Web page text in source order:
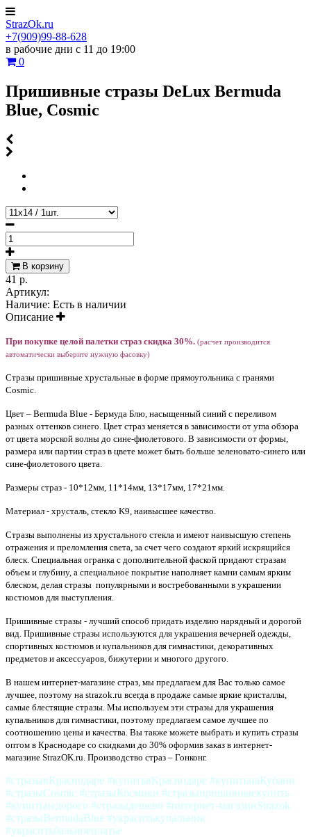
StrazOk.ru
+7(909)99-88-628
в рабочие дни с 11 до 19:00
0
Пришивные стразы DeLux Bermuda
Blue, Cosmic
В корзину
41 р.
Артикул:
Наличие: Есть в наличии
Описание
При покупке целой палетки страз скидка 30%. (расчет производится
автоматически выберите нужную фасовку)
Стразы пришивные хрустальные в форме прямоугольника с гранями
Cosmic.
Цвет – Bermuda Blue - Бермуда Блю, насыщенный синий с переливом
разных оттенков синего. Цвет страз меняется в зависимости от угла обзора
от цвета морской волны до сине-фиолетового. В зависимости от формы,
размера или партии страз в цвете может быть больше зеленовато-синего или
сине-фиолетового цвета.
Размеры страз - 10*12мм, 11*14мм, 13*17мм, 17*21мм.
Материал - хрусталь, стекло K9, наивысшее качество.
Стразы выполнены из хрустального стекла и имеют наивысшую степень
отражения и преломления света, за счет чего создают яркий искрящийся
блеск. Специальная огранка с дополнительной фаской придают стразам
объем и глубину, а специальное покрытие наполняет камни самым ярким
блеском, делая стразы популярными и востребованными в украшении
костюмов для выступления.
Пришивные стразы - лучший способ придать изделию нарядный и дорогой
вид. Пришивные стразы используются для украшения вечерней одежды,
спортивных костюмов и купальников для гимнастики, декоративных
предметов и аксессуаров, бижутерии и многого другого.
В нашем интернет-магазине страз, мы предлагаем для Вас только самое
лучшее, поэтому на strazok.ru всегда в продаже самые яркие кристаллы,
самые блестящие стразы. Мы используем эти стразы для украшения
купальников для гимнастики, поэтому предлагаем самое лучшее по
соотношению цены и качества. Вы также можете выбрать и купить стразы
оптом в Краснодаре со скидками до 30% оформив заказ в интернет-
магазине StrazOK.ru. Производство страз – Гонконг.
#стразывКраснодаре #купитьвКраснодаре #купитьнаКубани
#стразыCosmic #стразыКосмики #стразыпришивныекупить
#купитьнедорого #стразыдешево #интернет-магазинStrazok
#стразыBermudaBlue #украситькупальник
#украситьбальноеплатье